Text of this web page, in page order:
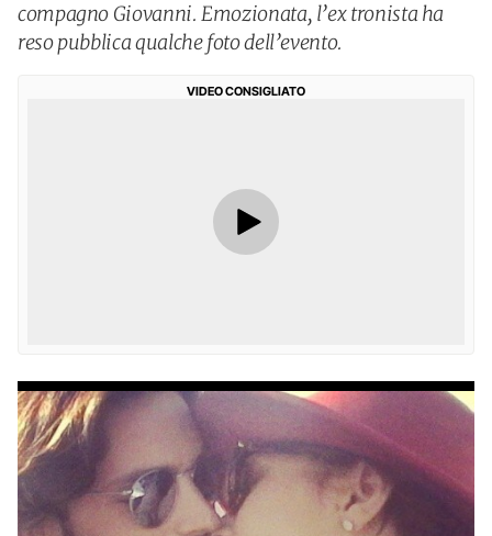
compagno Giovanni. Emozionata, l’ex tronista ha
reso pubblica qualche foto dell’evento.
VIDEO CONSIGLIATO